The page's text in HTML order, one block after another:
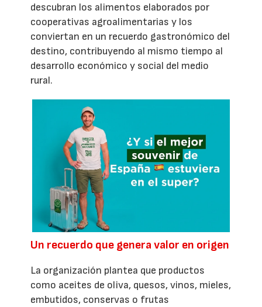
descubran los alimentos elaborados por
cooperativas agroalimentarias y los
conviertan en un recuerdo gastronómico del
destino, contribuyendo al mismo tiempo al
desarrollo económico y social del medio
rural.
Un recuerdo que genera valor en origen
La organización plantea que productos
como aceites de oliva, quesos, vinos, mieles,
embutidos, conservas o frutas